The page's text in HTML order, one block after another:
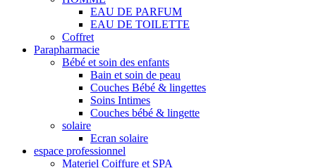
EAU DE PARFUM
EAU DE TOILETTE
Coffret
Parapharmacie
Bébé et soin des enfants
Bain et soin de peau
Couches Bébé & lingettes
Soins Intimes
Couches bébé & lingette
solaire
Ecran solaire
espace professionnel
Materiel Coiffure et SPA